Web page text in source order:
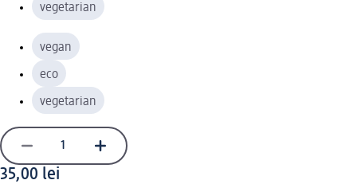
vegetarian
vegan
eco
vegetarian
35,00 lei